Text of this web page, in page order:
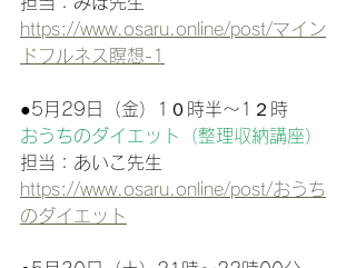
https://www.osaru.online/post/マイン
ドフルネス瞑想-1
●5月29日（金）1０時半〜1２時
おうちのダイエット（整理収納講座）
担当：あいこ先生
https://www.osaru.online/post/おうち
のダイエット